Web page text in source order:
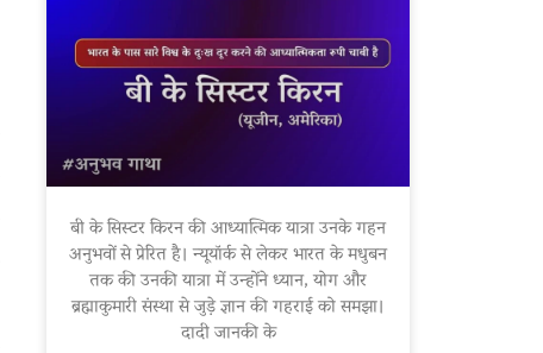
बी के सिस्टर किरन की आध्यात्मिक यात्रा उनके गहन
अनुभवों से प्रेरित है। न्यूयॉर्क से लेकर भारत के मधुबन
तक की उनकी यात्रा में उन्होंने ध्यान, योग और
ब्रह्माकुमारी संस्था से जुड़े ज्ञान की गहराई को समझा।
दादी जानकी के